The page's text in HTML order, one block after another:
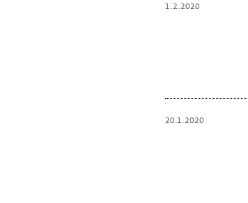
1.2.2020
20.1.2020